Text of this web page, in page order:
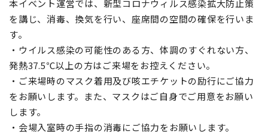
本イベント運営では、新型コロナウィルス感染拡大防止策
を講じ、消毒、換気を行い、座席間の空間の確保を行いま
す。
・ウイルス感染の可能性のある方、体調のすぐれない方、
発熱37.5℃以上の方はご来場をお控えください。
・ご来場時のマスク着用及び咳エチケットの励行にご協力
をお願いします。また、マスクはご自身でご用意をお願い
します。
・会場入室時の手指の消毒にご協力をお願いします。